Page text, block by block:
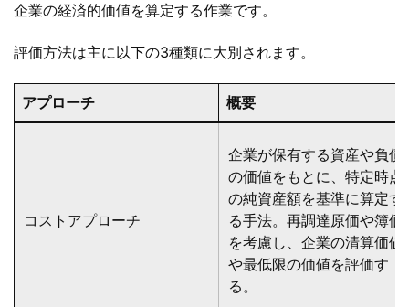
企業の経済的価値を算定する作業です。
評価方法は主に以下の3種類に大別されます。
アプローチ 概要
コストアプローチ
企業が保有する資産や負債
の価値をもとに、特定時点
の純資産額を基準に算定す
る手法。再調達原価や簿価
を考慮し、企業の清算価値
や最低限の価値を評価す
る。